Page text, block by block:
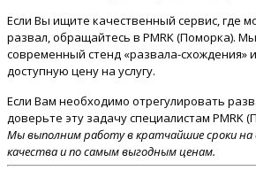
Если Вы ищите качественный сервис, где
развал, обращайтесь в PMRK (Поморка).
современный стенд «развала-схождения»
доступную цену на услугу.
Если Вам необходимо отрегулировать
доверьте эту задачу специалистам PMRK
Мы выполним работу в кратчайшие сроки на
качества и по самым выгодным ценам.